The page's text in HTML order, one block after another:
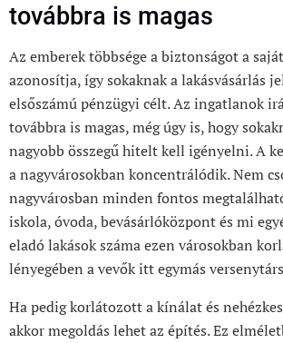
továbbra is magas
Az emberek többsége a biztonságot a
azonosítja, így sokaknak a lakásvásárlás
elsőszámú pénzügyi célt. Az ingatlanok
továbbra is magas, még úgy is, hogy
nagyobb összegű hitelt kell igényelni. A
a nagyvárosokban koncentrálódik. Nem
nagyvárosban minden fontos
iskola, óvoda, bevásárlóközpont és mi
eladó lakások száma ezen városokban
lényegében a vevők itt egymás
Ha pedig korlátozott a kínálat és
akkor megoldás lehet az építés. Ez